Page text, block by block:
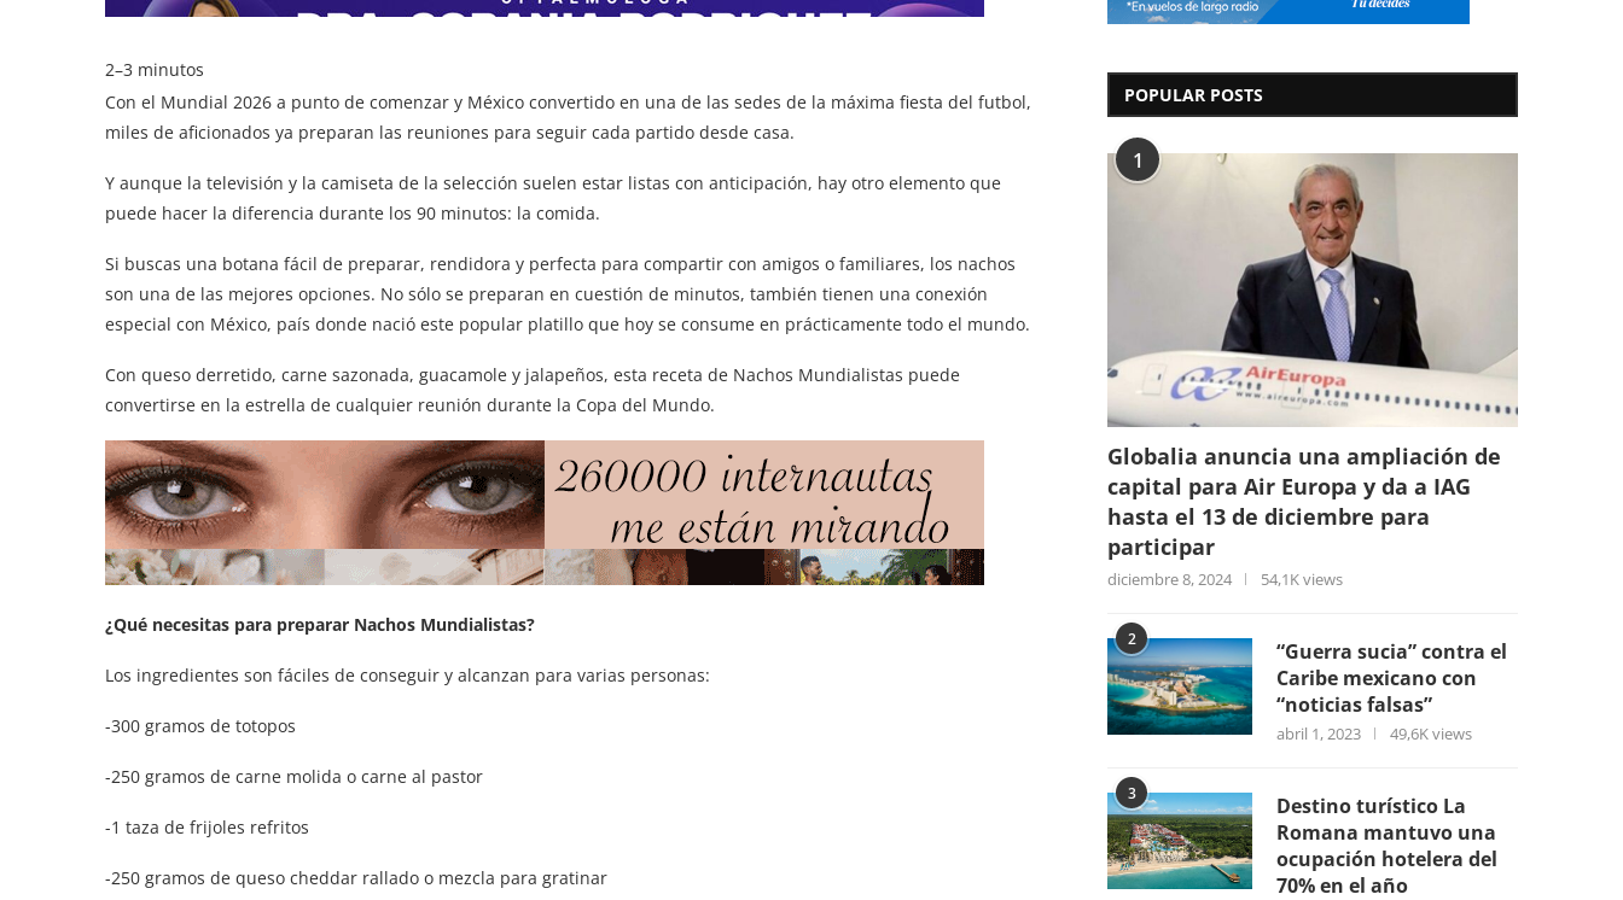
2–3 minutos
Con el Mundial 2026 a punto de comenzar y México convertido en una de las sedes de la máxima fiesta del futbol,
miles de aficionados ya preparan las reuniones para seguir cada partido desde casa.
Y aunque la televisión y la camiseta de la selección suelen estar listas con anticipación, hay otro elemento que
puede hacer la diferencia durante los 90 minutos: la comida.
Si buscas una botana fácil de preparar, rendidora y perfecta para compartir con amigos o familiares, los nachos
son una de las mejores opciones. No sólo se preparan en cuestión de minutos, también tienen una conexión
especial con México, país donde nació este popular platillo que hoy se consume en prácticamente todo el mundo.
Con queso derretido, carne sazonada, guacamole y jalapeños, esta receta de Nachos Mundialistas puede
convertirse en la estrella de cualquier reunión durante la Copa del Mundo.
¿Qué necesitas para preparar Nachos Mundialistas?
Los ingredientes son fáciles de conseguir y alcanzan para varias personas:
-300 gramos de totopos
-250 gramos de carne molida o carne al pastor
-1 taza de frijoles refritos
-250 gramos de queso cheddar rallado o mezcla para gratinar
POPULAR POSTS
1
Globalia anuncia una ampliación de
capital para Air Europa y da a IAG
hasta el 13 de diciembre para
participar
diciembre 8, 2024 54,1K views
2
“Guerra sucia” contra el
Caribe mexicano con
“noticias falsas”
abril 1, 2023 49,6K views
3
Destino turístico La
Romana mantuvo una
ocupación hotelera del
70% en el año